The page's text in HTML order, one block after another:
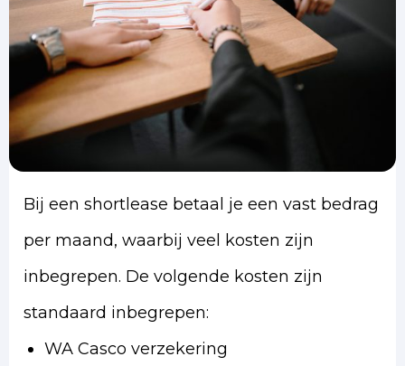
Bij een shortlease betaal je een vast bedrag
per maand, waarbij veel kosten zijn
inbegrepen. De volgende kosten zijn
standaard inbegrepen:
WA Casco verzekering